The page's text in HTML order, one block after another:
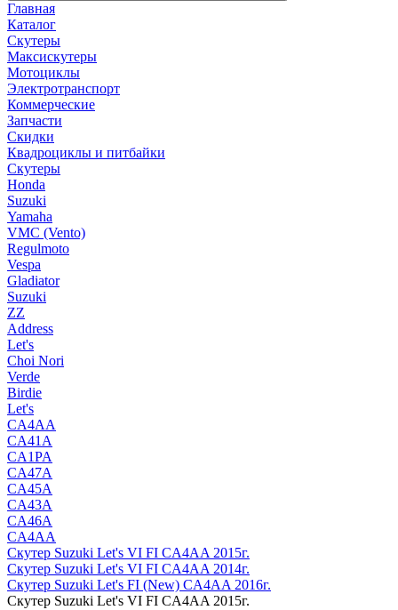
Главная
Каталог
Скутеры
Максискутеры
Мотоциклы
Электротранспорт
Коммерческие
Запчасти
Скидки
Квадроциклы и питбайки
Скутеры
Honda
Suzuki
Yamaha
VMC (Vento)
Regulmoto
Vespa
Gladiator
Suzuki
ZZ
Address
Let's
Choi Nori
Verde
Birdie
Let's
CA4AA
CA41A
CA1PA
CA47A
CA45A
CA43A
CA46A
CA4AA
Скутер Suzuki Let's VI FI CA4AA 2015г.
Скутер Suzuki Let's VI FI CA4AA 2014г.
Скутер Suzuki Let's FI (New) CA4AA 2016г.
Скутер Suzuki Let's VI FI CA4AA 2015г.